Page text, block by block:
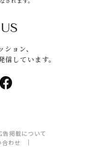
ョン、
しています。
告掲載について
わせ